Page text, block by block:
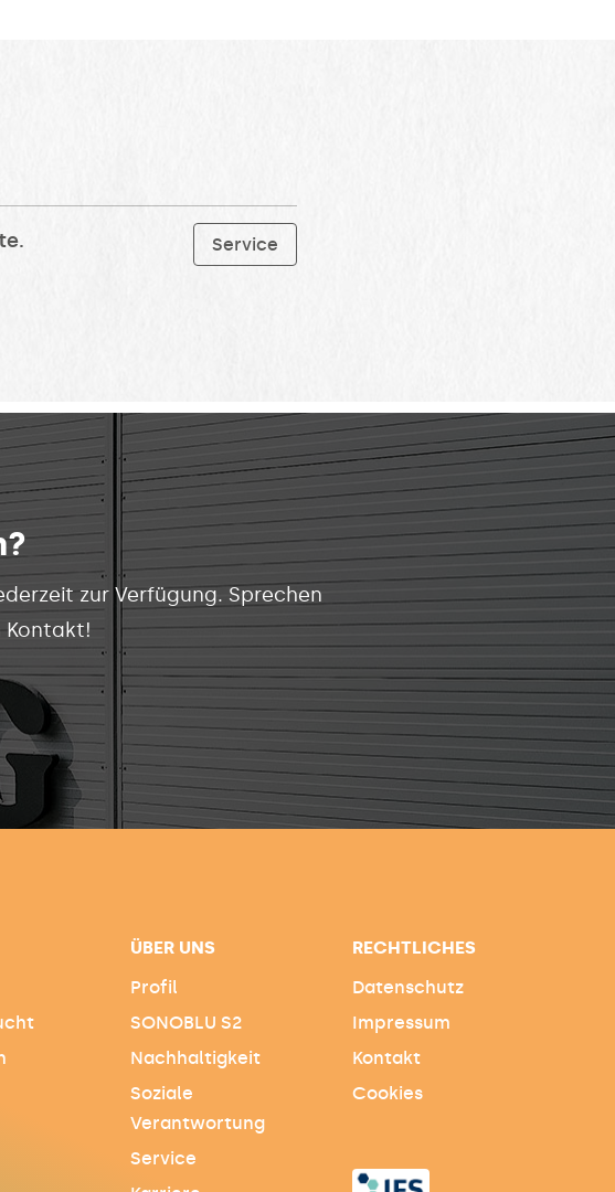
Service
zur Verfügung. Sprechen
Kontakt!
ÜBER UNS
Profil
SONOBLU S2
Nachhaltigkeit
Soziale
Verantwortung
Service
RECHTLICHES
Datenschutz
Impressum
Kontakt
Cookies